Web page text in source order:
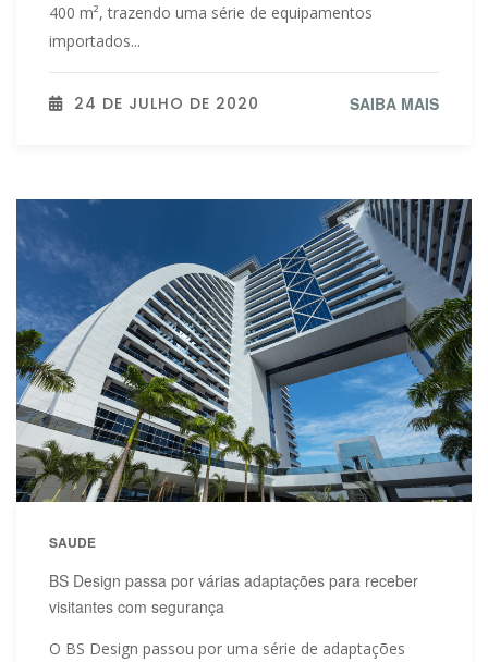
400 m², trazendo uma série de equipamentos
importados...
24 DE JULHO DE 2020 SAIBA MAIS
SAUDE
BS Design passa por várias adaptações para receber
visitantes com segurança
O BS Design passou por uma série de adaptações